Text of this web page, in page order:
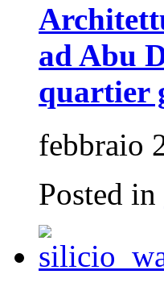
ad Abu
quartier
febbraio
Posted in